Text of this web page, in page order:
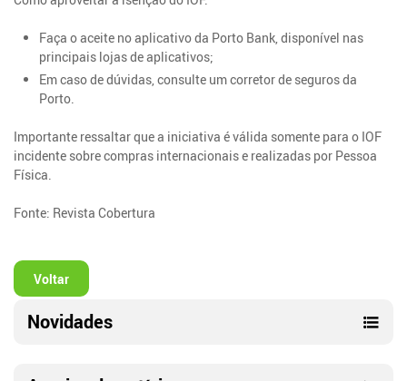
Faça o aceite no aplicativo da Porto Bank, disponível nas
principais lojas de aplicativos;
Em caso de dúvidas, consulte um corretor de seguros da
Porto.
Importante ressaltar que a iniciativa é válida somente para o IOF
incidente sobre compras internacionais e realizadas por Pessoa
Física.
Fonte: Revista Cobertura
Voltar
Novidades